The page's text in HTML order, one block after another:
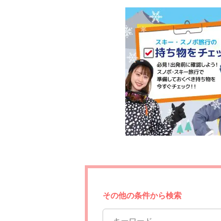
その他の条件から検索